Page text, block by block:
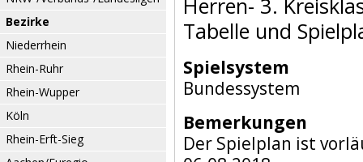
Bezirke
Niederrhein
Rhein-Ruhr
Rhein-Wupper
Köln
Rhein-Erft-Sieg
Herren- 3.
Tabelle und
Spielsystem
Bundessystem
Bemerkungen
Der Spielplan ist